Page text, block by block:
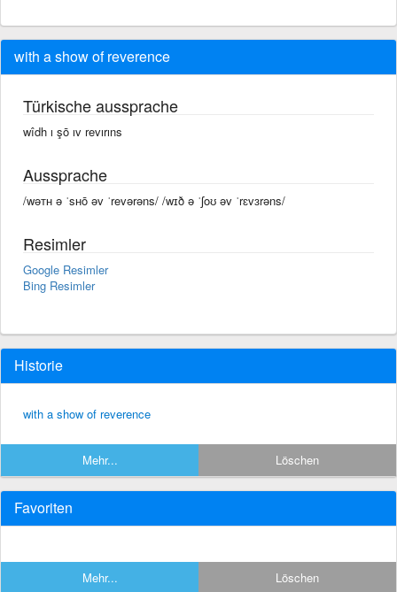
with a show of reverence
Türkische aussprache
wîdh ı şō ıv revırıns
Aussprache
/wəᴛʜ ə ˈsʜō əv ˈrevərəns/ /wɪð ə ˈʃoʊ əv ˈrɛvɜrəns/
Resimler
Google Resimler
Bing Resimler
Historie
with a show of reverence
Mehr... Löschen
Favoriten
Mehr... Löschen